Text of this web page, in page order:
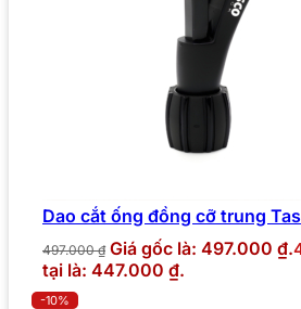
Dao cắt ống đồng cỡ trung
497.000₫ Giá gốc là: 497.000 ₫.
tại là: 447.000 ₫.
-10%